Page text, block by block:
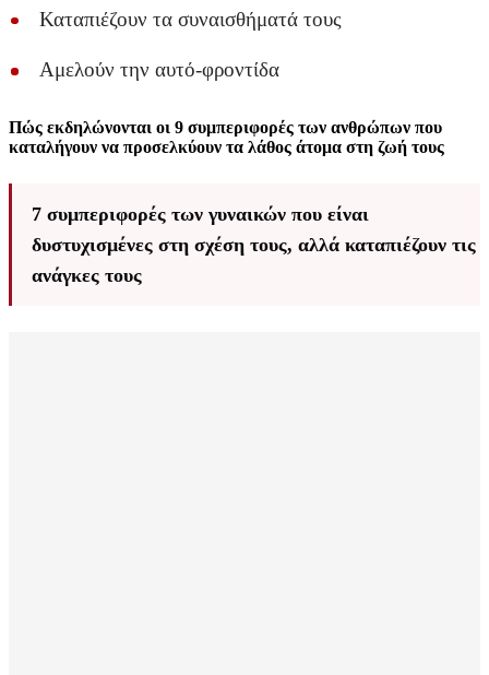
Καταπιέζουν τα συναισθήματά τους
Αμελούν την αυτό-φροντίδα
Πώς εκδηλώνονται οι 9 συμπεριφορές των ανθρώπων που
καταλήγουν να προσελκύουν τα λάθος άτομα στη ζωή τους
7 συμπεριφορές των γυναικών που είναι
δυστυχισμένες στη σχέση τους, αλλά καταπιέζουν τις
ανάγκες τους